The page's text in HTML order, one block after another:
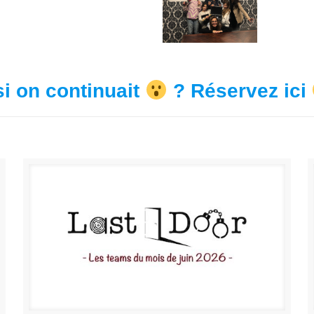
on continuait ? Réservez ici